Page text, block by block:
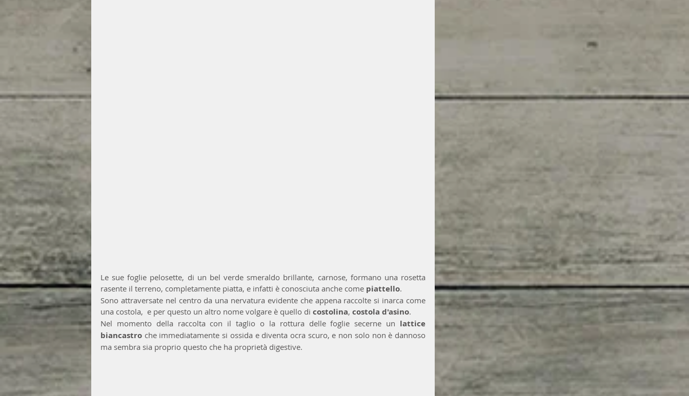
Le sue foglie pelosette, di un bel verde smeraldo brillante, carnose, formano una rosetta
rasente il terreno, completamente piatta, e infatti è conosciuta anche come piattello.
Sono attraversate nel centro da una nervatura evidente che appena raccolte si inarca come
una costola,  e per questo un altro nome volgare è quello di costolina, costola d'asino.
Nel momento della raccolta con il taglio o la rottura delle foglie secerne un lattice
biancastro che immediatamente si ossida e diventa ocra scuro, e non solo non è dannoso
ma sembra sia proprio questo che ha proprietà digestive.